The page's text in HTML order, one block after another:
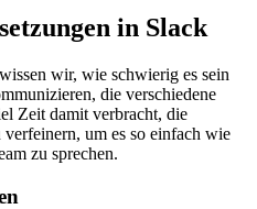
in Slack
wir, wie schwierig es sein
die verschiedene
Zeit damit verbracht, die
um es so einfach wie
zu sprechen.